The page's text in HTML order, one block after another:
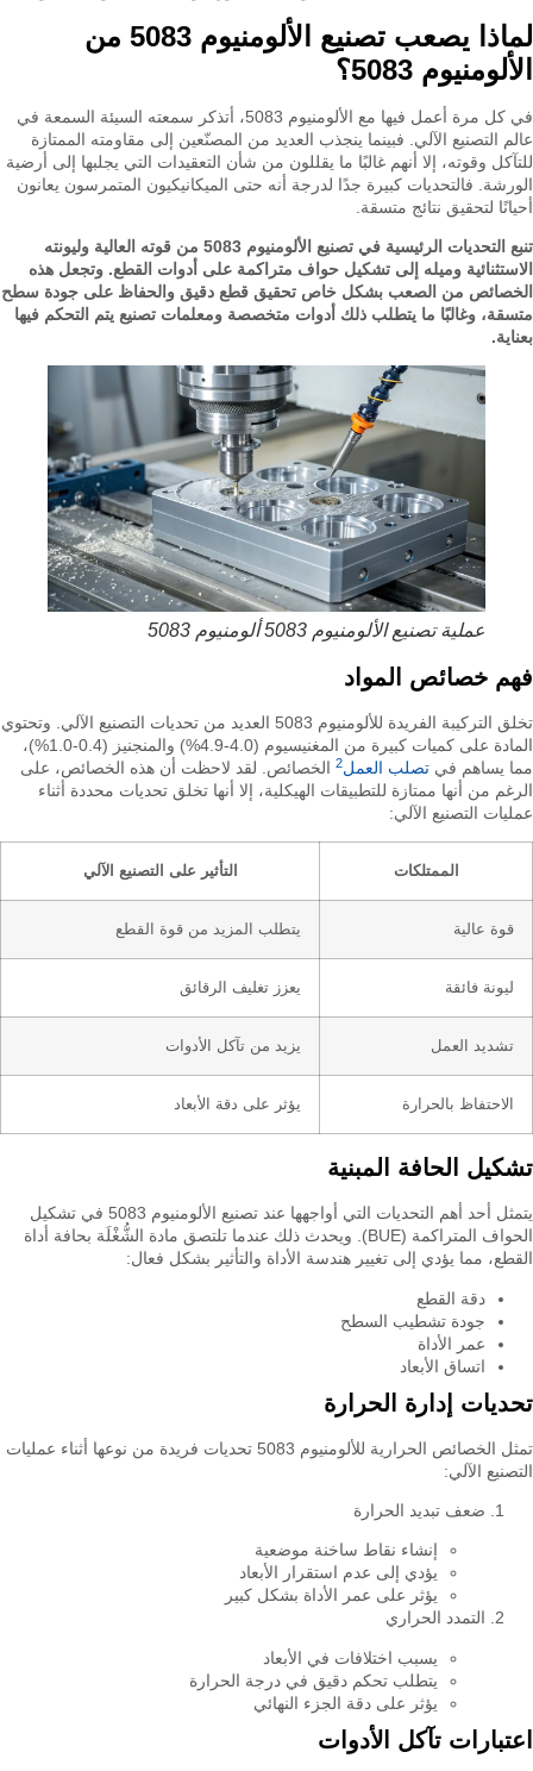
لماذا يصعب تصنيع الألومنيوم 5083 من
الألومنيوم 5083؟
في كل مرة أعمل فيها مع الألومنيوم 5083، أتذكر سمعته السيئة السمعة في
عالم التصنيع الآلي. فبينما ينجذب العديد من المصنّعين إلى مقاومته الممتازة
للتآكل وقوته، إلا أنهم غالبًا ما يقللون من شأن التعقيدات التي يجلبها إلى أرضية
الورشة. فالتحديات كبيرة جدًا لدرجة أنه حتى الميكانيكيون المتمرسون يعانون
أحيانًا لتحقيق نتائج متسقة.
تنبع التحديات الرئيسية في تصنيع الألومنيوم 5083 من قوته العالية وليونته
الاستثنائية وميله إلى تشكيل حواف متراكمة على أدوات القطع. وتجعل هذه
الخصائص من الصعب بشكل خاص تحقيق قطع دقيق والحفاظ على جودة سطح
متسقة، وغالبًا ما يتطلب ذلك أدوات متخصصة ومعلمات تصنيع يتم التحكم فيها
بعناية.
عملية تصنيع الألومنيوم 5083 ألومنيوم 5083
فهم خصائص المواد
تخلق التركيبة الفريدة للألومنيوم 5083 العديد من تحديات التصنيع الآلي. وتحتوي
المادة على كميات كبيرة من المغنيسيوم (4.0-4.9%) والمنجنيز (0.4-1.0%)،
مما يساهم في تصلب العمل2 الخصائص. لقد لاحظت أن هذه الخصائص، على
الرغم من أنها ممتازة للتطبيقات الهيكلية، إلا أنها تخلق تحديات محددة أثناء
عمليات التصنيع الآلي:
الممتلكات التأثير على التصنيع الآلي
قوة عالية يتطلب المزيد من قوة القطع
ليونة فائقة يعزز تغليف الرقائق
تشديد العمل يزيد من تآكل الأدوات
الاحتفاظ بالحرارة يؤثر على دقة الأبعاد
تشكيل الحافة المبنية
يتمثل أحد أهم التحديات التي أواجهها عند تصنيع الألومنيوم 5083 في تشكيل
الحواف المتراكمة (BUE). ويحدث ذلك عندما تلتصق مادة الشُّغْلَة بحافة أداة
القطع، مما يؤدي إلى تغيير هندسة الأداة والتأثير بشكل فعال:
دقة القطع
جودة تشطيب السطح
عمر الأداة
اتساق الأبعاد
تحديات إدارة الحرارة
تمثل الخصائص الحرارية للألومنيوم 5083 تحديات فريدة من نوعها أثناء عمليات
التصنيع الآلي:
ضعف تبديد الحرارة
إنشاء نقاط ساخنة موضعية
يؤدي إلى عدم استقرار الأبعاد
يؤثر على عمر الأداة بشكل كبير
التمدد الحراري
يسبب اختلافات في الأبعاد
يتطلب تحكم دقيق في درجة الحرارة
يؤثر على دقة الجزء النهائي
اعتبارات تآكل الأدوات